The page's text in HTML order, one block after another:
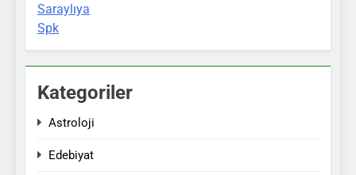
Saraylıya
Spk
Kategoriler
Astroloji
Edebiyat